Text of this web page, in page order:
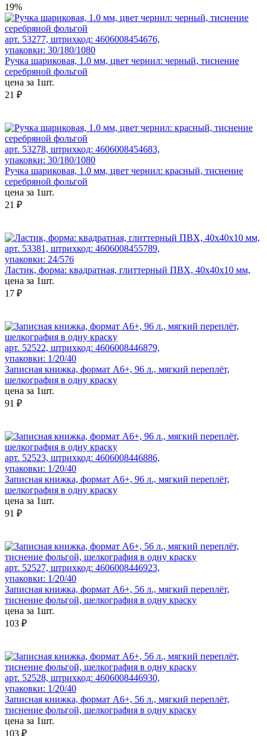
19%
арт. 53277, штрихкод: 4606008454676,
упаковки: 30/180/1080
Ручка шариковая, 1.0 мм, цвет чернил: черный, тиснение
серебряной фольгой
цена за 1шт.
21 ₽
арт. 53278, штрихкод: 4606008454683,
упаковки: 30/180/1080
Ручка шариковая, 1.0 мм, цвет чернил: красный, тиснение
серебряной фольгой
цена за 1шт.
21 ₽
арт. 53381, штрихкод: 4606008455789,
упаковки: 24/576
Ластик, форма: квадратная, глиттерный ПВХ, 40x40x10 мм,
цена за 1шт.
17 ₽
арт. 52522, штрихкод: 4606008446879,
упаковки: 1/20/40
Записная книжка, формат А6+, 96 л., мягкий переплёт,
шелкография в одну краску
цена за 1шт.
91 ₽
арт. 52523, штрихкод: 4606008446886,
упаковки: 1/20/40
Записная книжка, формат А6+, 96 л., мягкий переплёт,
шелкография в одну краску
цена за 1шт.
91 ₽
арт. 52527, штрихкод: 4606008446923,
упаковки: 1/20/40
Записная книжка, формат А6+, 56 л., мягкий переплёт,
тиснение фольгой, шелкография в одну краску
цена за 1шт.
103 ₽
арт. 52528, штрихкод: 4606008446930,
упаковки: 1/20/40
Записная книжка, формат А6+, 56 л., мягкий переплёт,
тиснение фольгой, шелкография в одну краску
цена за 1шт.
103 ₽